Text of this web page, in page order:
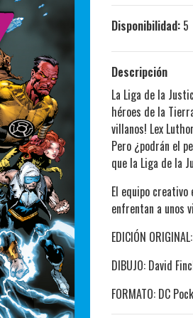
Disponibilidad: 5
Descripción
La Liga de la
héroes de la
villanos! Lex
Pero ¿podrán el
que la Liga de la
El equipo
enfrentan a unos
EDICIÓN
DIBUJO: David
FORMATO: DC